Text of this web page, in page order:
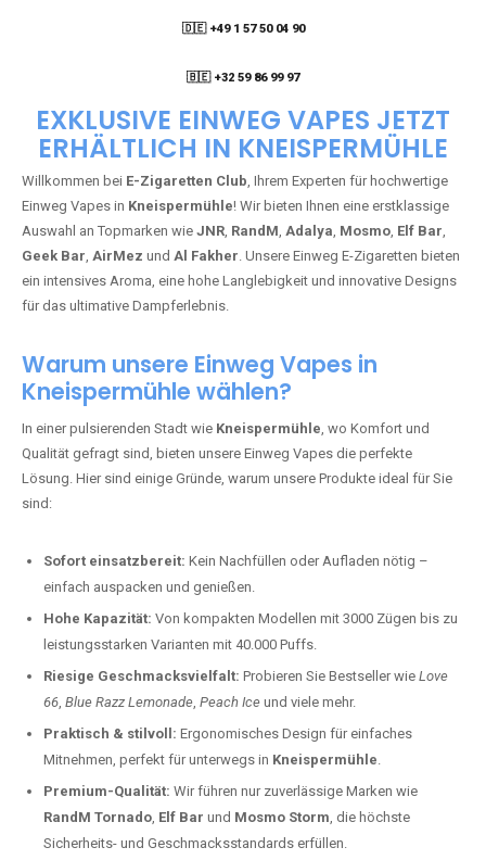
🇩🇪 +49 1 57 50 04 90
🇧🇪 +32 59 86 99 97
EXKLUSIVE EINWEG VAPES JETZT
ERHÄLTLICH IN KNEISPERMÜHLE
Willkommen bei E-Zigaretten Club, Ihrem Experten für hochwertige
Einweg Vapes in Kneispermühle! Wir bieten Ihnen eine erstklassige
Auswahl an Topmarken wie JNR, RandM, Adalya, Mosmo, Elf Bar,
Geek Bar, AirMez und Al Fakher. Unsere Einweg E-Zigaretten bieten
ein intensives Aroma, eine hohe Langlebigkeit und innovative Designs
für das ultimative Dampferlebnis.
Warum unsere Einweg Vapes in
Kneispermühle wählen?
In einer pulsierenden Stadt wie Kneispermühle, wo Komfort und
Qualität gefragt sind, bieten unsere Einweg Vapes die perfekte
Lösung. Hier sind einige Gründe, warum unsere Produkte ideal für Sie
sind:
Sofort einsatzbereit: Kein Nachfüllen oder Aufladen nötig –
einfach auspacken und genießen.
Hohe Kapazität: Von kompakten Modellen mit 3000 Zügen bis zu
leistungsstarken Varianten mit 40.000 Puffs.
Riesige Geschmacksvielfalt: Probieren Sie Bestseller wie Love
66, Blue Razz Lemonade, Peach Ice und viele mehr.
Praktisch & stilvoll: Ergonomisches Design für einfaches
Mitnehmen, perfekt für unterwegs in Kneispermühle.
Premium-Qualität: Wir führen nur zuverlässige Marken wie
RandM Tornado, Elf Bar und Mosmo Storm, die höchste
Sicherheits- und Geschmacksstandards erfüllen.